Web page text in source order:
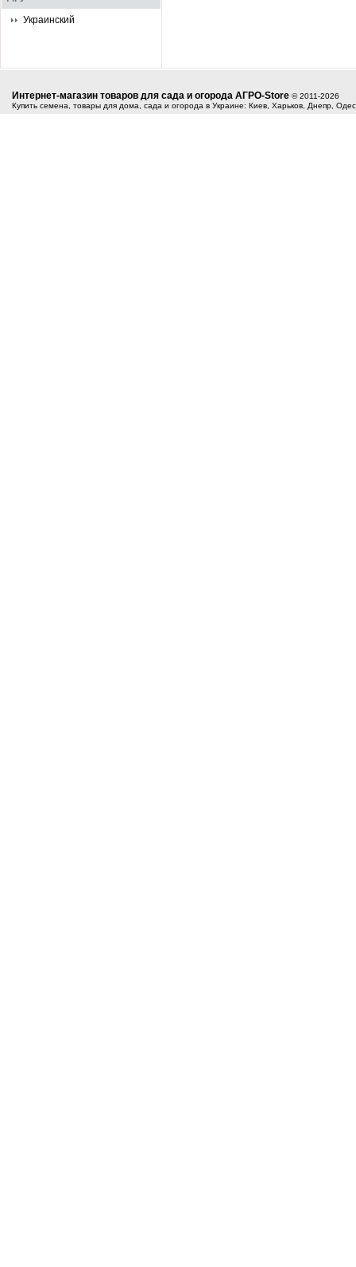
Украинский
Интернет-магазин товаров для сада и огорода АГРО-Store © 2011-2026
Купить семена, товары для дома, сада и огорода в Украине: Киев, Харьков, Днепр,